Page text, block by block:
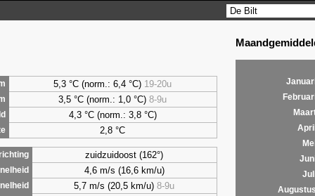
5,3 °C (norm.: 6,4 °C) 19-20u
3,5 °C (norm.: 1,0 °C)8-9u
4,3 °C (norm.: 3,8 °C)
2,8 °C
zuidzuidoost (162°)
4,6 m/s (16,6 km/u)
5,7 m/s (20,5 km/u)8-9u